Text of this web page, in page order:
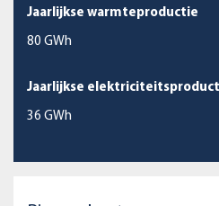
Jaarlijkse warmteproductie
80 GWh
Jaarlijkse
36 GWh